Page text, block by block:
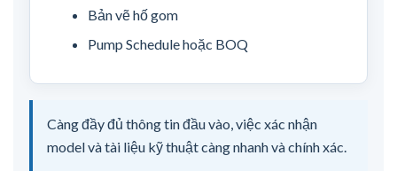
Bản vẽ hố gom
Pump Schedule hoặc BOQ
Càng đầy đủ thông tin đầu vào, việc xác nhận
model và tài liệu kỹ thuật càng nhanh và chính xác.